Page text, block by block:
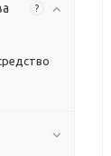
?